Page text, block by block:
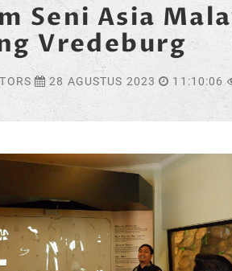
Seni Asia
Vredeburg
28 AGUSTUS 2023 11:10:06